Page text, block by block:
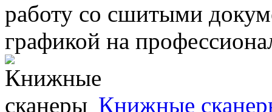
работу со сшитыми
графикой на
Книжные